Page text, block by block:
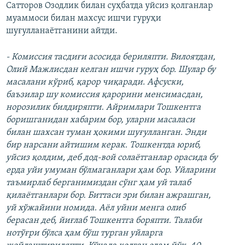
Сатторов Озодлик билан суҳбатда уйсиз қолганлар
муаммоси билан махсус ишчи гуруҳи
шуғулланаётганини айтди.
- Комиссия тасдиғи асосида бериляпти. Вилоятдан,
Олий Мажлисдан келган ишчи гуруҳ бор. Шулар бу
масалани кўриб, қарор чиқаради. Афсуски,
баъзилар шу комиссия қарорини менсимасдан,
норозилик билдиряпти. Айримлари Тошкентга
боришганидан хабарим бор, уларни масаласи
билан шахсан туман ҳокими шуғулланган. Энди
бир нарсани айтишим керак. Тошкентда юриб,
уйсиз қолдим, деб дод-вой солаётганлар орасида бу
ерда уйи умуман бўлмаганлари ҳам бор. Уйларини
таъмирлаб берганимиздан сўнг ҳам уй талаб
қилаётганлари бор. Биттаси эри билан ажрашган,
уй хўжайини номида. Аёл уйни менга олиб
берасан деб, йиғлаб Тошкентга боряпти. Талаби
нотўғри бўлса ҳам бўш турган уйларга